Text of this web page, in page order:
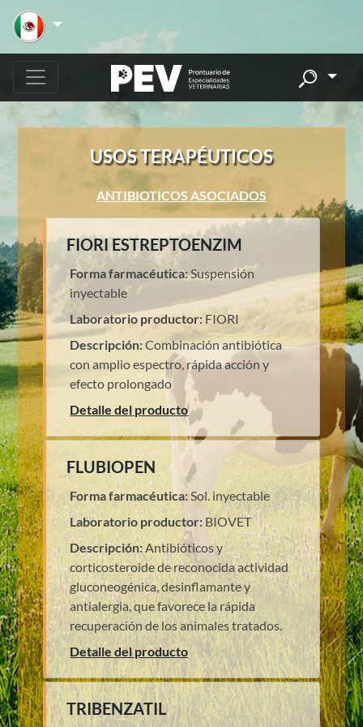
USOS TERAPÉUTICOS
ANTIBIOTICOS ASOCIADOS
FIORI ESTREPTOENZIM
Forma farmacéutica:Suspensión
inyectable
Laboratorio productor:FIORI
Descripción:Combinación antibiótica
con amplio espectro, rápida acción y
efecto prolongado
Detalle del producto
FLUBIOPEN
Forma farmacéutica:Sol. inyectable
Laboratorio productor: BIOVET
Descripción:Antibióticos y
corticosteroide de reconocida actividad
gluconeogénica, desinflamante y
antialergia, que favorece la rápida
recuperación de los animales tratados.
Detalle del producto
TRIBENZATIL